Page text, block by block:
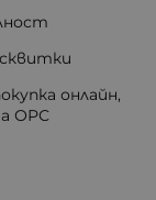
онлайн,
ОРС